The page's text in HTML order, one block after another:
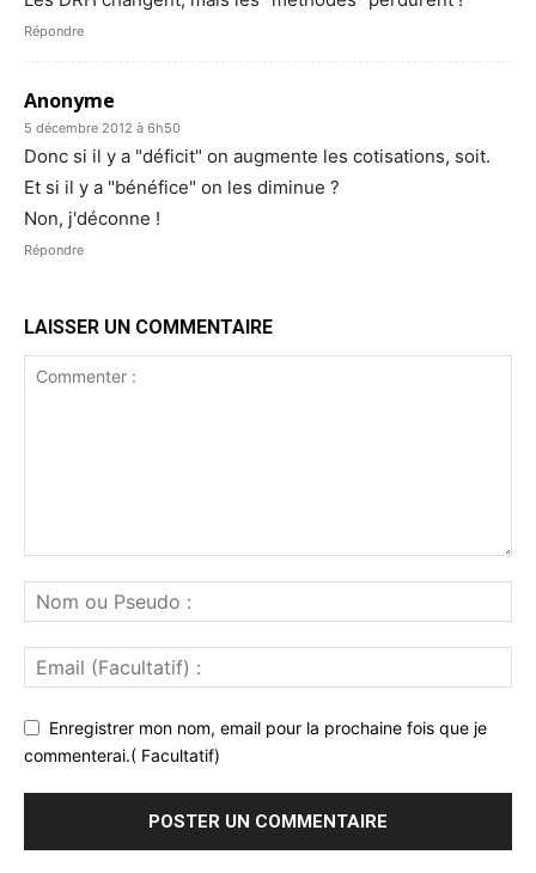
Répondre
Anonyme
5 décembre 2012 à 6h50
Donc si il y a "déficit" on augmente les cotisations, soit.
Et si il y a "bénéfice" on les diminue ?
Non, j'déconne !
Répondre
LAISSER UN COMMENTAIRE
Enregistrer mon nom, email pour la prochaine fois que je
commenterai.( Facultatif)